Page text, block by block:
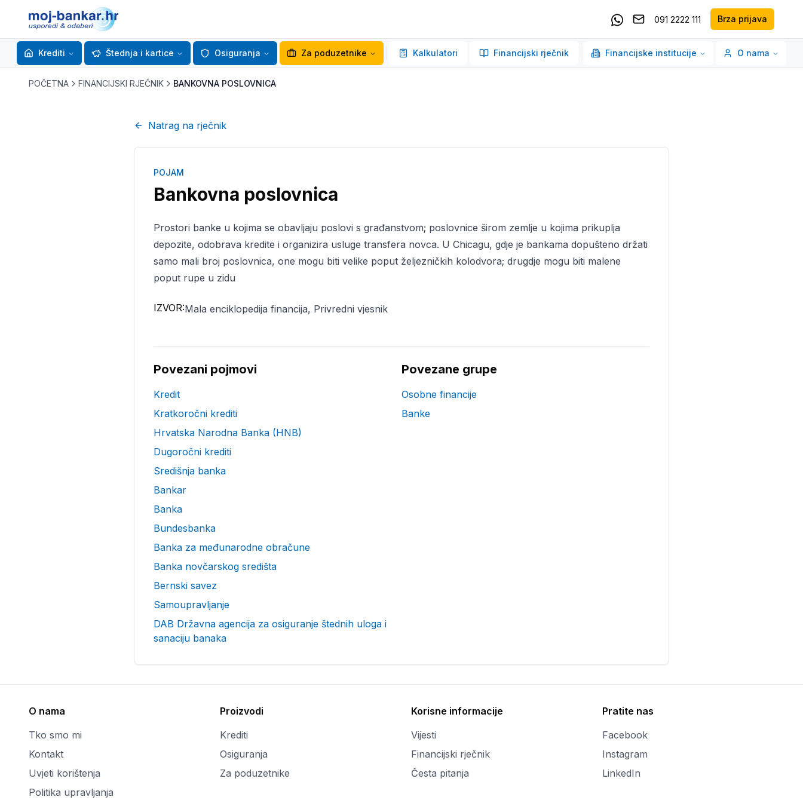
Kontaktirajte nas putem Whatsappa
091 2222 111 Brza prijava
Krediti Štednja i kartice Osiguranja Za poduzetnike Kalkulatori Financijski rječnik Financijske institucije O nama
POČETNA FINANCIJSKI RJEČNIK BANKOVNA POSLOVNICA
Natrag na rječnik
POJAM
Bankovna poslovnica
Prostori banke u kojima se obavljaju poslovi s građanstvom; poslovnice širom zemlje u kojima prikuplja
depozite, odobrava kredite i organizira usluge transfera novca. U Chicagu, gdje je bankama dopušteno držati
samo mali broj poslovnica, one mogu biti velike poput željezničkih kolodvora; drugdje mogu biti malene
poput rupe u zidu
IZVOR:Mala enciklopedija financija, Privredni vjesnik
Povezani pojmovi
Kredit
Kratkoročni krediti
Hrvatska Narodna Banka (HNB)
Dugoročni krediti
Središnja banka
Bankar
Banka
Bundesbanka
Banka za međunarodne obračune
Banka novčarskog središta
Bernski savez
Samoupravljanje
DAB Državna agencija za osiguranje štednih uloga i
sanaciju banaka
Povezane grupe
Osobne financije
Banke
O nama
Tko smo mi
Kontakt
Uvjeti korištenja
Politika upravljanja
Proizvodi
Krediti
Osiguranja
Za poduzetnike
Korisne informacije
Vijesti
Financijski rječnik
Česta pitanja
Pratite nas
Facebook
Instagram
LinkedIn